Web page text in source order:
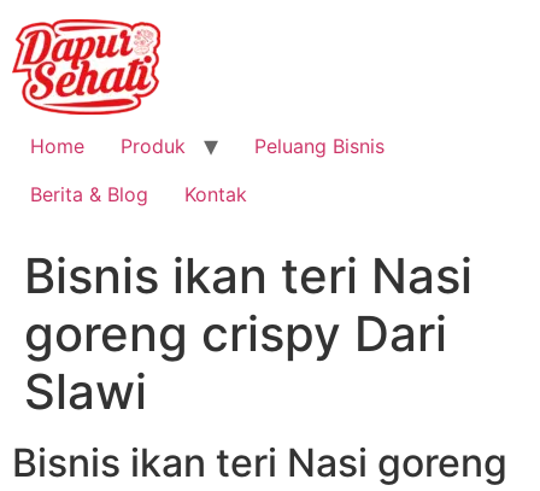
Home Produk
Peluang Bisnis
Berita & Blog
Kontak
Bisnis ikan teri Nasi
goreng crispy Dari
Slawi
Bisnis ikan teri Nasi goreng